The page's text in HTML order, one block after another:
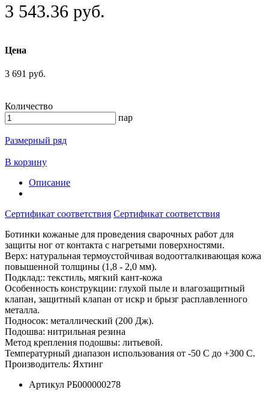
3 543.36 руб.
Цена
3 691 руб.
Количество
пар
Размерный ряд
В корзину
Описание
Сертификат соответствия Сертификат соответствия
Ботинки кожаные для проведения сварочных работ для
защиты ног от контакта с нагретыми поверхностями.
Верх: натуральная термоустойчивая водоотталкивающая кожа
повышенной толщины (1,8 - 2,0 мм).
Подклад:: текстиль, мягкий кант-кожа
Особенность конструкции: глухой пыле и влагозащитный
клапан, защитный клапан от искр и брызг расплавленного
металла.
Подносок: металлический (200 Дж).
Подошва: нитрильная резина
Метод крепления подошвы: литьевой.
Температурный диапазон использования от -50 С до +300 С.
Производитель: Яхтинг
Артикул РБ000000278